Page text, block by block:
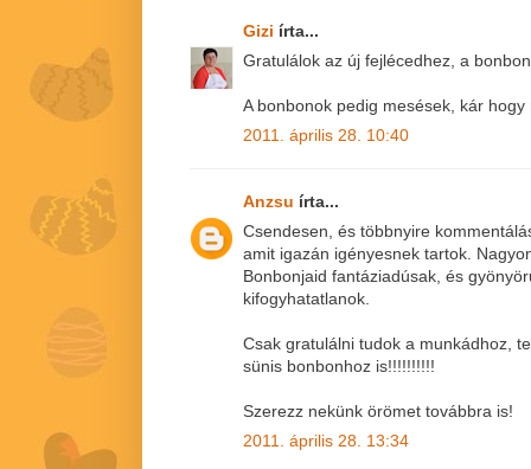
Gizi írta...
Gratulálok az új fejlécedhez, a
A bonbonok pedig mesések, kár
2011. április 28. 10:40
Anzsu írta...
Csendesen, és többnyire
amit igazán igényesnek tartok.
Bonbonjaid fantáziadúsak, és
kifogyhatatlanok.
Csak gratulálni tudok a munkádhoz,
sünis bonbonhoz is!!!!!!!!!!
Szerezz nekünk örömet továbbra is!
2011. április 28. 13:34